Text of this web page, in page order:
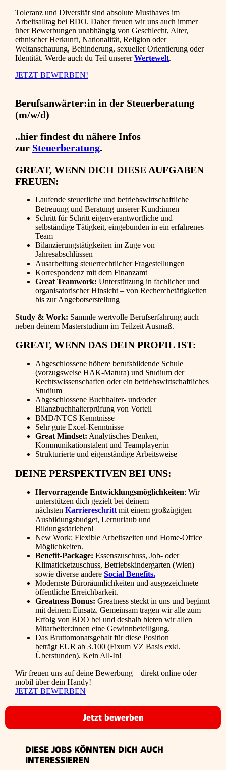
Toleranz und Diversität sind absolute Musthaves im
Arbeitsalltag bei BDO. Daher freuen wir uns auch immer
über Bewerbungen unabhängig von Geschlecht, Alter,
ethnischer Herkunft, Nationalität, Religion oder
Weltanschauung, Behinderung, sexueller Orientierung oder
Identität. Werde auch du Teil unsererWertewelt.
JETZT BEWERBEN!
Berufsanwärter:in in der Steuerberatung
(m/w/d)
..hier findest du nähere Infos
zur Steuerberatung.
GREAT, WENN DICH DIESE AUFGABEN
FREUEN:
Laufende steuerliche und betriebswirtschaftliche
Betreuung und Beratung unserer Kund:innen
Schritt für Schritt eigenverantwortliche und
selbständige Tätigkeit, eingebunden in ein erfahrenes
Team
Bilanzierungstätigkeiten im Zuge von
Jahresabschlüssen
Ausarbeitung steuerrechtlicher Fragestellungen
Korrespondenz mit dem Finanzamt
Great Teamwork: Unterstützung in fachlicher und
organisatorischer Hinsicht – von Recherchetätigkeiten
bis zur Angebotserstellung
Study & Work: Sammle wertvolle Berufserfahrung auch
neben deinem Masterstudium im Teilzeit Ausmaß.
GREAT, WENN DAS DEIN PROFIL IST:
Abgeschlossene höhere berufsbildende Schule
(vorzugsweise HAK-Matura) und Studium der
Rechtswissenschaften oder ein betriebswirtschaftliches
Studium
Abgeschlossene Buchhalter- und/oder
Bilanzbuchhalterprüfung von Vorteil
BMD/NTCS Kenntnisse
Sehr gute Excel-Kenntnisse
Great Mindset: Analytisches Denken,
Kommunikationstalent und Teamplayer:in
Strukturierte und eigenständige Arbeitsweise
DEINE PERSPEKTIVEN BEI UNS:
Hervorragende Entwicklungsmöglichkeiten: Wir
unterstützen dich gezielt bei deinem
nächsten Karriereschritt mit einem großzügigen
Ausbildungsbudget, Lernurlaub und
Bildungsdarlehen!
New Work: Flexible Arbeitszeiten und Home-Office
Möglichkeiten.
Benefit-Package: Essenszuschuss, Job- oder
Klimaticketzuschuss, Betriebskindergarten (Wien)
sowie diverse andere Social Benefits.
Modernste Büroräumlichkeiten und ausgezeichnete
öffentliche Erreichbarkeit.
Greatness Bonus: Greatness steckt in uns und beginnt
mit deinem Einsatz. Gemeinsam tragen wir alle zum
Erfolg von BDO bei und deshalb bieten wir allen
Mitarbeiter:innen eine Gewinnbeteiligung.
Das Bruttomonatsgehalt für diese Position
beträgt EUR ab 3.100 (Fixum VZ Basis exkl.
Überstunden). Kein All-In!
Wir freuen uns auf deine Bewerbung – direkt online oder
mobil über dein Handy!
JETZT BEWERBEN
Jetzt bewerben
DIESE JOBS KÖNNTEN DICH AUCH
INTERESSIEREN